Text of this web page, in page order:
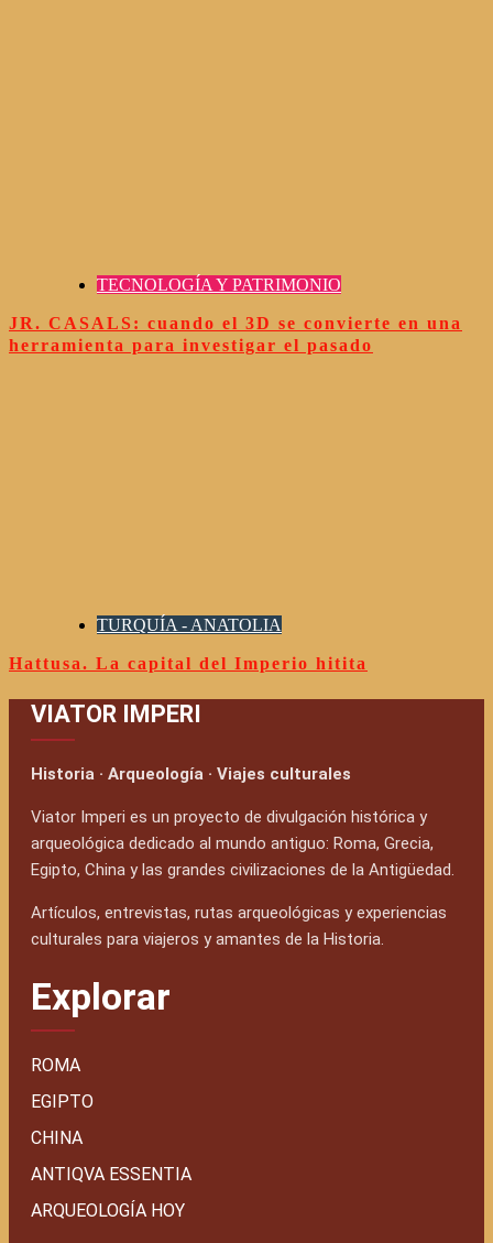
TECNOLOGÍA Y PATRIMONIO
JR. CASALS: cuando el 3D se convierte en una
herramienta para investigar el pasado
TURQUÍA - ANATOLIA
Hattusa. La capital del Imperio hitita
VIATOR IMPERI
Historia · Arqueología · Viajes culturales
Viator Imperi es un proyecto de divulgación histórica y
arqueológica dedicado al mundo antiguo: Roma, Grecia,
Egipto, China y las grandes civilizaciones de la Antigüedad.
Artículos, entrevistas, rutas arqueológicas y experiencias
culturales para viajeros y amantes de la Historia.
Explorar
ROMA
EGIPTO
CHINA
ANTIQVA ESSENTIA
ARQUEOLOGÍA HOY